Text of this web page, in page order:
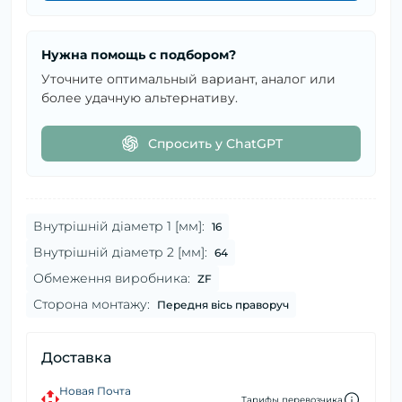
Нужна помощь с подбором?
Уточните оптимальный вариант, аналог или
более удачную альтернативу.
Спросить у ChatGPT
Внутрішній діаметр 1 [мм]: 16
Внутрішній діаметр 2 [мм]: 64
Обмеження виробника: ZF
Сторона монтажу: Передня вісь праворуч
Доставка
Новая Почта
Тарифы перевозчика